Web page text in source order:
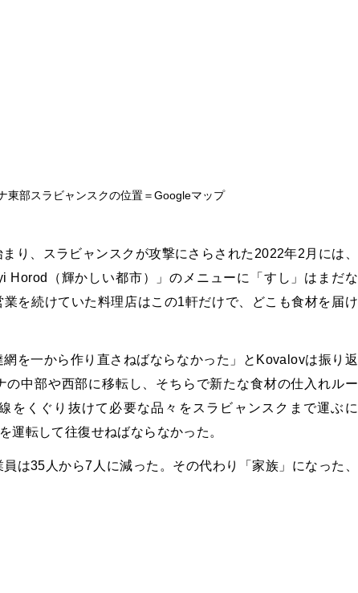
東部スラビャンスクの位置＝Googleマップ
り、スラビャンスクが攻撃にさらされた2022年2月には、
Horod（輝かしい都市）」のメニューに「すし」はまだな
を続けていた料理店はこの1軒だけで、どこも食材を届け
網を一から作り直さねばならなかった」とKovalovは振り返
の中部や西部に移転し、そちらで新たな食材の仕入れルー
をくぐり抜けて必要な品々をスラビャンスクまで運ぶに
運転して往復せねばならなかった。
は35人から7人に減った。その代わり「家族」になった、